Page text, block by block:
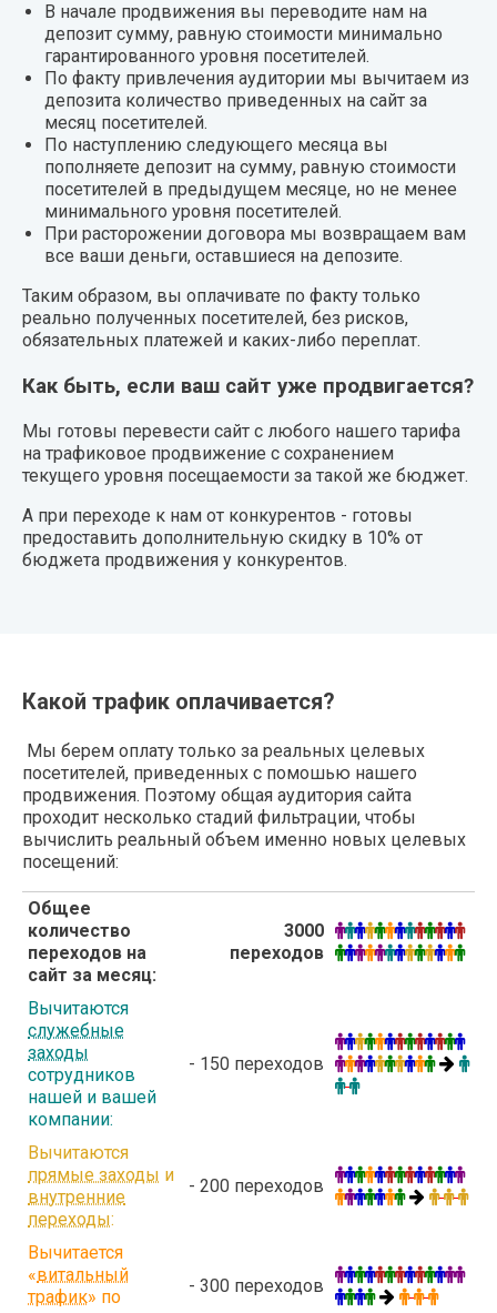
В начале продвижения вы переводите нам на
депозит сумму, равную стоимости минимально
гарантированного уровня посетителей.
По факту привлечения аудитории мы вычитаем из
депозита количество приведенных на сайт за
месяц посетителей.
По наступлению следующего месяца вы
пополняете депозит на сумму, равную стоимости
посетителей в предыдущем месяце, но не менее
минимального уровня посетителей.
При расторожении договора мы возвращаем вам
все ваши деньги, оставшиеся на депозите.
Таким образом, вы оплачивате по факту только
реально полученных посетителей, без рисков,
обязательных платежей и каких-либо переплат.
Как быть, если ваш сайт уже продвигается?
Мы готовы перевести сайт с любого нашего тарифа
на трафиковое продвижение с сохранением
текущего уровня посещаемости за такой же бюджет.
А при переходе к нам от конкурентов - готовы
предоставить дополнительную скидку в 10% от
бюджета продвижения у конкурентов.
Какой трафик оплачивается?
Мы берем оплату только за реальных целевых
посетителей, приведенных с помошью нашего
продвижения. Поэтому общая аудитория сайта
проходит несколько стадий фильтрации, чтобы
вычислить реальный объем именно новых целевых
посещений:
Общее
количество
переходов на
сайт за месяц:
3000
переходов
Вычитаются
служебные
заходы
сотрудников
нашей и вашей
компании:
- 150 переходов
Вычитаются
прямые заходы и
внутренние
переходы:
- 200 переходов
Вычитается
«витальный
трафик» по
- 300 переходов